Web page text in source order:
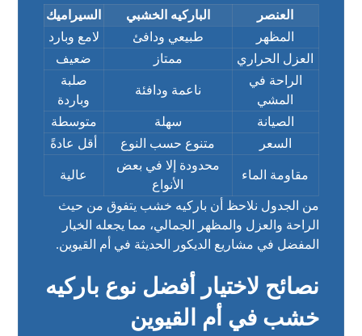
العنصر الباركيه الخشبي
السيراميك
المظهر
طبيعي ودافئ
لامع وبارد
العزل الحراري
ممتاز
ضعيف
الراحة في
المشي
ناعمة ودافئة
صلبة
وباردة
الصيانة
سهلة
متوسطة
السعر
متنوع حسب النوع أقل عادةً
مقاومة الماء
محدودة إلا في بعض
الأنواع
عالية
من الجدول نلاحظ أن باركيه خشب يتفوق من حيث
الراحة والعزل والمظهر الجمالي، مما يجعله الخيار
المفضل في مشاريع الديكور الحديثة في أم القيوين.
نصائح لاختيار أفضل نوع باركيه
خشب في أم القيوين